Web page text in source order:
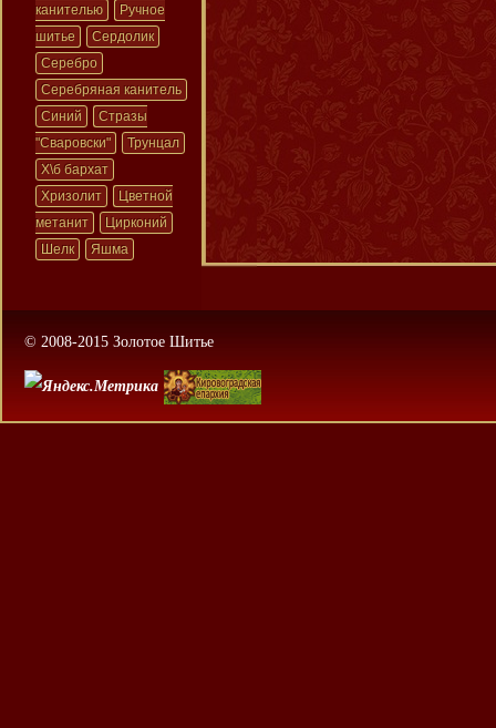
канителью
Ручное
шитье
Сердолик
Серебро
Серебряная канитель
Синий
Стразы
"Сваровски"
Трунцал
Х\б бархат
Хризолит
Цветной
метанит
Цирконий
Шелк
Яшма
© 2008-2015 Золотое Шитье